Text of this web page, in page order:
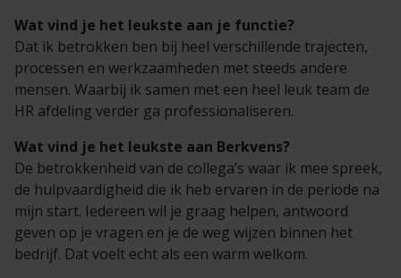
Wat vind je het leukste aan je functie?
Dat ik betrokken ben bij heel verschillende trajecten,
processen en werkzaamheden met steeds andere
mensen. Waarbij ik samen met een heel leuk team de
HR afdeling verder ga professionaliseren.
Wat vind je het leukste aan Berkvens?
De betrokkenheid van de collega’s waar ik mee spreek,
de hulpvaardigheid die ik heb ervaren in de periode na
mijn start. Iedereen wil je graag helpen, antwoord
geven op je vragen en je de weg wijzen binnen het
bedrijf. Dat voelt echt als een warm welkom.